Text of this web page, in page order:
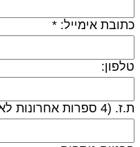
אימייל: *
ספרות אחרונות לאימות):